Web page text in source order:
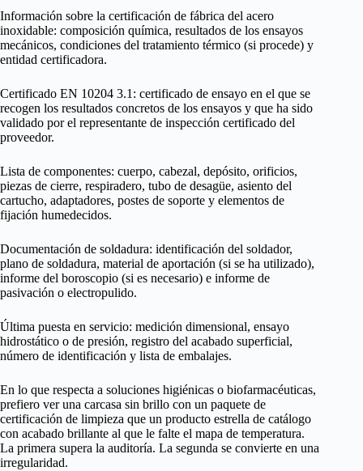
Información sobre la certificación de fábrica del acero
inoxidable: composición química, resultados de los ensayos
mecánicos, condiciones del tratamiento térmico (si procede) y
entidad certificadora.
Certificado EN 10204 3.1: certificado de ensayo en el que se
recogen los resultados concretos de los ensayos y que ha sido
validado por el representante de inspección certificado del
proveedor.
Lista de componentes: cuerpo, cabezal, depósito, orificios,
piezas de cierre, respiradero, tubo de desagüe, asiento del
cartucho, adaptadores, postes de soporte y elementos de
fijación humedecidos.
Documentación de soldadura: identificación del soldador,
plano de soldadura, material de aportación (si se ha utilizado),
informe del boroscopio (si es necesario) e informe de
pasivación o electropulido.
Última puesta en servicio: medición dimensional, ensayo
hidrostático o de presión, registro del acabado superficial,
número de identificación y lista de embalajes.
En lo que respecta a soluciones higiénicas o biofarmacéuticas,
prefiero ver una carcasa sin brillo con un paquete de
certificación de limpieza que un producto estrella de catálogo
con acabado brillante al que le falte el mapa de temperatura.
La primera supera la auditoría. La segunda se convierte en una
irregularidad.